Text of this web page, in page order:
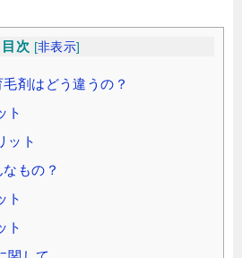
目次 [非表示]
剤はどう違うの？
ト
ット
もの？
ト
ト